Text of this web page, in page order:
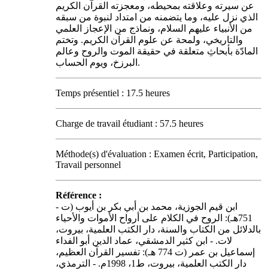
عن سيرته وعلاقته بمحيطه، ومعجزته القرآن الكريم
الذي نزل عليه، وما يتضمنه من امتداد لنبوة من سبقه
من الأنبياء عليهم السلام، ونماذج من الإعجاز العلمي
والتاريخي، ولمحة عن علوم القرآن الكريم. وتختم
المادّة بأبحاثِ متعلقة في حقيقة الموت والروح وعالم
البرزخ، ويوم الحساب.
Temps présentiel : 17.5 heures
Charge de travail étudiant : 57.5 heures
Méthode(s) d'évaluation : Examen écrit, Participation,
Travail personnel
Référence :
- ابن قيم الجوزية، محمد بن أبي بكر بن أيوب (ت
751هـ): الروح في الكلام على أرواح الأموات والأحياء
بالدلائل من الكتاب والسنة، دار الكتب العلمية، بيروت،
لات. - ابن كثير الدمشقي، عماد الدين أبو الفداء
إسماعيل بن عمر (ت 774 هـ): تفسير القرآن العظيم،
دار الكتب العلمية، بيروت، ط1، 1998م. - الترمذي،